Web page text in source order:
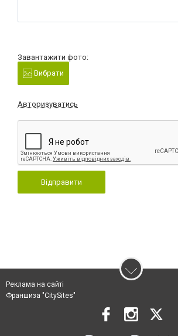
Завантажити фото:
Вибрати
Авторизуватись
Відправити
Реклама на сайті
Франшиза "CitySites"